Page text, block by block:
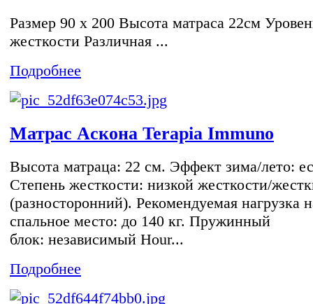
Размер 90 x 200 Высота матраса 22см
жесткости Различная ...
Подробнее
Матрас Aскона Terapia Immuno
Высота матраца: 22 см. Эффект зима/лето:
Степень жесткости: низкой жесткости/
(разносторонний). Рекомендуемая нагрузка
спальное место: до 140 кг. Пружинный
блок: независимый Hour...
Подробнее